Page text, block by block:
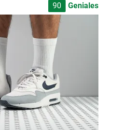
90 Geniales